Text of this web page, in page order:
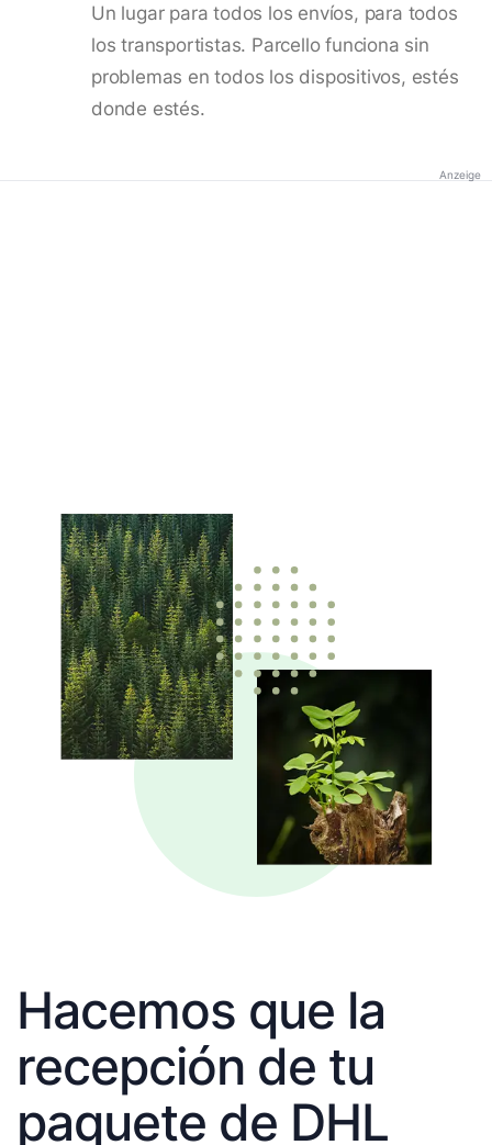
Un lugar para todos los envíos, para todos
los transportistas. Parcello funciona sin
problemas en todos los dispositivos, estés
donde estés.
Anzeige
Hacemos que la
recepción de tu
paquete de DHL